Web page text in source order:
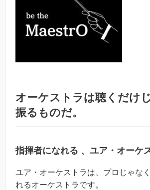
オーケストラは聴くだけ
振るものだ。
指揮者になれる 、ユア・オーケ
ユア・オーケストラは、プロじゃな
れるオーケストラです。